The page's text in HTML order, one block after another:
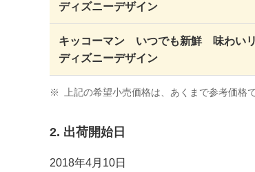
ディズニーデザイン
キッコーマン いつでも新鮮 味わい
ディズニーデザイン
※ 上記の希望小売価格は、あくまで参考価格
2. 出荷開始日
2018年4月10日